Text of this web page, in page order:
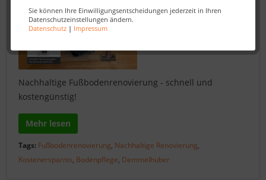
Sie können Ihre Einwilligungsentscheidungen jederzeit in Ihren
Datenschutzeinstellungen ändern.
Datenschutz| Impressum
Nachhaltige Fußbodenrenovierung - schnell und
kostengünstig!
Mehr lesen
Tags: Fußbodenrenovierung, Nachhaltige Renovierung,
Kostenersparnis, Bodenpflege, Demmelhuber